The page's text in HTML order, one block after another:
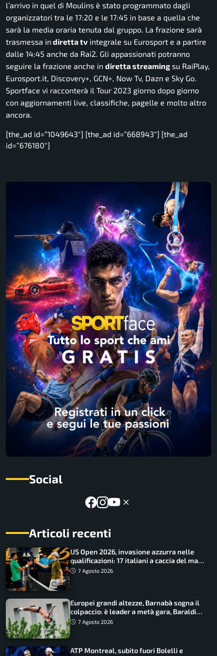
l’arrivo in quel di Moulins è stato programmato dagli
organizzatori tra le 17:20 e le 17:45 in base a quella che
sarà la media oraria tenuta dal gruppo. La frazione sarà
trasmessa in diretta tv integrale su Eurosport e a partire
dalle 14:45 anche da Rai2. Gli appassionati potranno
seguire la frazione anche in diretta streaming su RaiPlay,
Eurosport.it, Discovery+, GCN+, Now Tv, Dazn e Sky Go.
Sportface vi racconterà il Tour 2023 giorno dopo giorno
con aggiornamenti live, classifiche, pagelle e molto altro
ancora.
[the_ad id=”1049643″] [the_ad id=”668943″] [the_ad
id=”676180″]
Social
Articoli recenti
US Open 2026, invasione azzurra nelle
qualificazioni: 17 italiani a caccia del main
draw7 Agosto 2026
Europei grandi altezze, Barnabà sogna il
colpaccio: è leader a metà gara, Baraldi
ancora in corsa
7 Agosto 2026
ATP Montreal, subito fuori Bolelli e